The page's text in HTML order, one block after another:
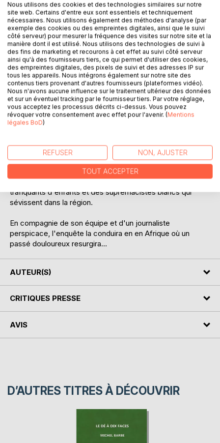
Ajouter à ma liste d'envies
Laisser un avis
DESCRIPTION
gendarmes découvrent le corps d'un garçon noir.
La lieutenant-colonelle Alicia Cornet et les membres de la
brigade de Banon pisteront un compagnon d'Emmaüs, des
trafiquants d'enfants et des suprémacistes blancs qui
sévissent dans la région.
En compagnie de son équipe et d'un journaliste
perspicace, l'enquête la conduira en en Afrique où un
passé douloureux resurgira...
AUTEUR(S)
CRITIQUES PRESSE
AVIS
D’AUTRES TITRES À DÉCOUVRIR
Nous utilisons des cookies et des technologies similaires sur notre
site web. Certains d'entre eux sont essentiels et techniquement
nécessaires. Nous utilisons également des méthodes d'analyse (par
exemple des cookies ou des empreintes digitales, ainsi que le suivi
côté serveur) pour mesurer la fréquence des visites sur notre site et la
manière dont il est utilisé. Nous utilisons des technologies de suivi à
des fins de marketing et recourons à cet effet au suivi côté serveur
ainsi qu'à des fournisseurs tiers, ce qui permet d'utiliser des cookies,
des empreintes digitales, des pixels de suivi et des adresses IP sur
tous les appareils. Nous intégrons également sur notre site des
contenus tiers provenant d'autres fournisseurs (plateformes vidéo).
Nous n'avons aucune influence sur le traitement ultérieur des données
et sur un éventuel tracking par le fournisseur tiers. Par votre réglage,
vous acceptez les processus décrits ci-dessus. Vous pouvez
révoquer votre consentement avec effet pour l'avenir. (Mentions
légales BoD)
REFUSER NON, AJUSTER
TOUT ACCEPTER